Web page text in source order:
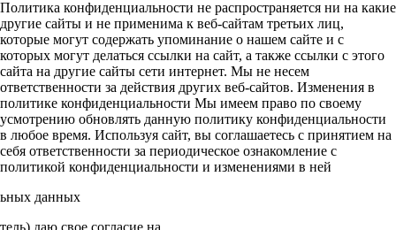
Политика конфиденциальности не распространяется ни на какие
другие сайты и не применима к веб-сайтам третьих лиц,
которые могут содержать упоминание о нашем сайте и с
которых могут делаться ссылки на сайт, а также ссылки с этого
сайта на другие сайты сети интернет. Мы не несем
ответственности за действия других веб-сайтов. Изменения в
политике конфиденциальности Мы имеем право по своему
усмотрению обновлять данную политику конфиденциальности
в любое время. Используя сайт, вы соглашаетесь с принятием на
себя ответственности за периодическое ознакомление с
политикой конфиденциальности и изменениями в ней
данных